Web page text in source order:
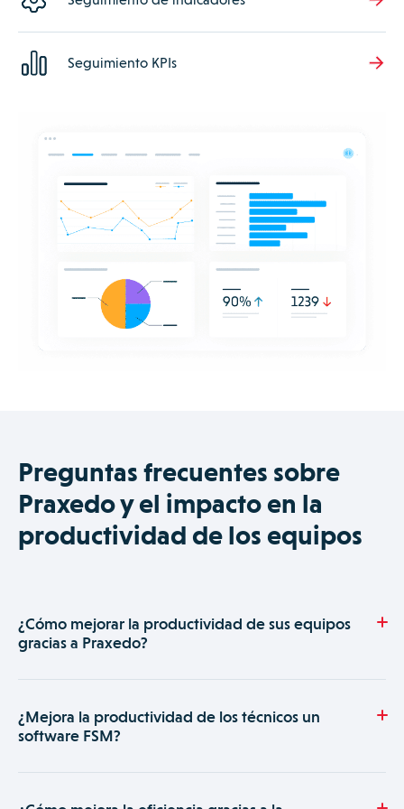
Seguimiento KPIs
Preguntas frecuentes sobre
Praxedo y el impacto en la
productividad de los equipos
¿Cómo mejorar la productividad de sus equipos
gracias a Praxedo?
rendimiento de su negocio. La solución mejora la
productividad de forma significativa. Se mide en la
¿Mejora la productividad de los técnicos un
software FSM?
administrar su organización de manera más eficaz,